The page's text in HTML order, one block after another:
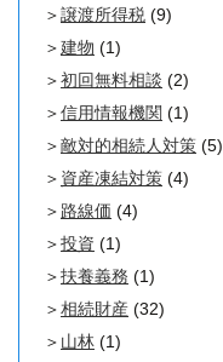
譲渡所得税 (9)
建物 (1)
初回無料相談 (2)
信用情報機関 (1)
敵対的相続人対策 (5)
資産凍結対策 (4)
路線価 (4)
投資 (1)
扶養義務 (1)
相続財産 (32)
山林 (1)